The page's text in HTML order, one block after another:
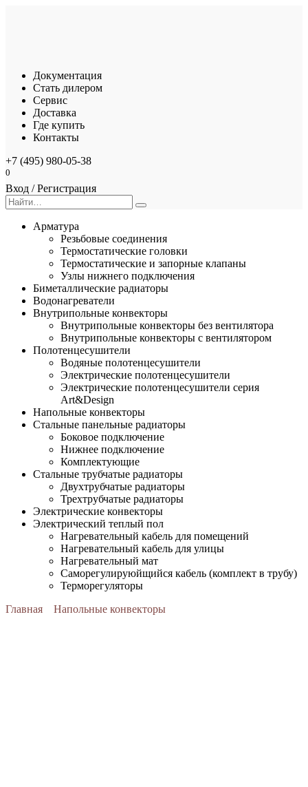
Документация
Стать дилером
Сервис
Доставка
Где купить
Контакты
+7 (495) 980-05-38
0
Вход / Регистрация
Search
for:
Арматура
Резьбовые соединения
Термостатические головки
Термостатические и запорные клапаны
Узлы нижнего подключения
Биметаллические радиаторы
Водонагреватели
Внутрипольные конвекторы
Внутрипольные конвекторы без вентилятора
Внутрипольные конвекторы с вентилятором
Полотенцесушители
Водяные полотенцесушители
Электрические полотенцесушители
Электрические полотенцесушители серия
Art&Design
Напольные конвекторы
Стальные панельные радиаторы
Боковое подключение
Нижнее подключение
Комплектующие
Стальные трубчатые радиаторы
Двухтрубчатые радиаторы
Трехтрубчатые радиаторы
Электрические конвекторы
Электрический теплый пол
Нагревательный кабель для помещений
Нагревательный кабель для улицы
Нагревательный мат
Cаморегулируюйщийся кабель (комплект в трубу)
Терморегуляторы
Главная
Напольные конвекторы